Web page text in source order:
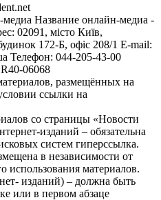
Название онлайн-медиа -
02091, місто Київ,
172-Б, офіс 208/1 E-mail:
Телефон: 044-205-43-00
06068
размещённых на
ссылки на
со страницы «Новости
изданий – обязательна
систем гиперссылка.
в независимости от
использования материалов.
изданий) – должна быть
или в первом абзаце